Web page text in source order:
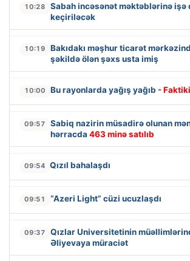
10:28
Sabah incəsənət məktəblərinə işə
keçiriləcək
10:19
Bakıdakı məşhur ticarət
şəkildə ölən şəxs usta imiş
10:00 Bu rayonlarda yağış yağıb -
09:57
Sabiq nazirin müsadirə olunan
hərracda 463 minə satılıb
09:54 Qızıl bahalaşdı
09:51 “Azeri Light” cüzi ucuzlaşdı
09:37
Qızlar Universitetinin
Əliyevaya müraciət